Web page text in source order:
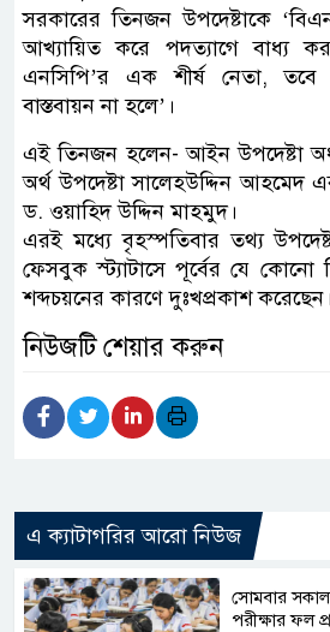
সরকারের তিনজন উপদেষ্টাকে
আখ্যায়িত করে পদত্যাগে বাধ্য
এনসিপি’র এক শীর্ষ নেতা, তবে
বাস্তবায়ন না হলে’।
এই তিনজন হলেন- আইন উপদেষ্টা
অর্থ উপদেষ্টা সালেহউদ্দিন আহমেদ
ড. ওয়াহিদ উদ্দিন মাহমুদ।
এরই মধ্যে বৃহস্পতিবার তথ্য
ফেসবুক স্ট্যাটাসে পূর্বের যে
শব্দচয়নের কারণে দুঃখপ্রকাশ করেছেন।
নিউজটি শেয়ার করুন
এ ক্যাটাগরির আরো নিউজ
সোমবার
পরীক্ষার ফল